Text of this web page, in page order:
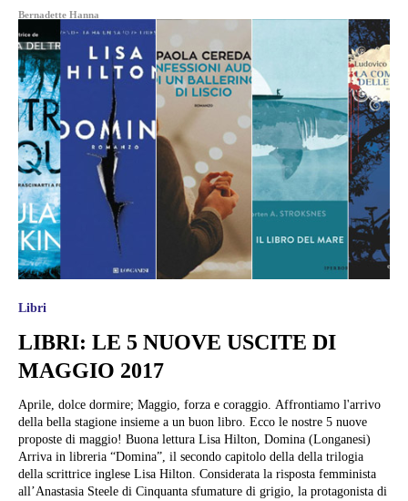
Bernadette Hanna
Libri
LIBRI: LE 5 NUOVE USCITE DI
MAGGIO 2017
Aprile, dolce dormire; Maggio, forza e coraggio. Affrontiamo l'arrivo
della bella stagione insieme a un buon libro. Ecco le nostre 5 nuove
proposte di maggio! Buona lettura Lisa Hilton, Domina (Longanesi)
Arriva in libreria “Domina”, il secondo capitolo della della trilogia
della scrittrice inglese Lisa Hilton. Considerata la risposta femminista
all’Anastasia Steele di Cinquanta sfumature di grigio, la protagonista di